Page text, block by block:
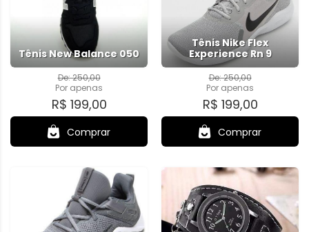
Tênis New Balance 050
De: 250,00
Por apenas
R$ 199,00
Comprar
Tênis Nike Flex
Experience Rn 9
De: 250,00
Por apenas
R$ 199,00
Comprar